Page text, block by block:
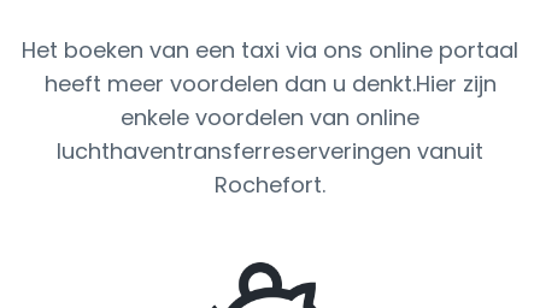
Het boeken van een taxi via ons online portaal
heeft meer voordelen dan u denkt.Hier zijn
enkele voordelen van online
luchthaventransferreserveringen vanuit
Rochefort.